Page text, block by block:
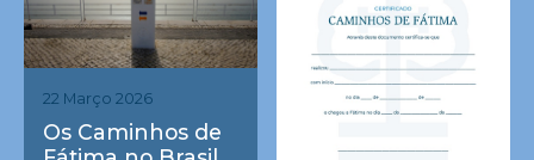
22 Março 2026
Os Caminhos de